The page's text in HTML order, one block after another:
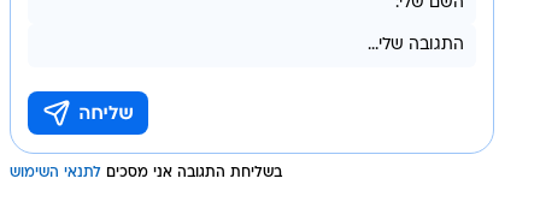
בשליחת התגובה אני מסכים לתנאי השימוש